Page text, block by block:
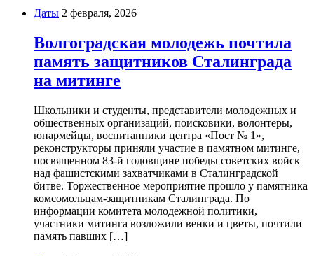
Даты 2 февраля, 2026
Волгоградская молодежь почтила
память защитников Сталинграда
на митинге
Школьники и студенты, представители молодежных и
общественных организаций, поисковики, волонтеры,
юнармейцы, воспитанники центра «Пост № 1»,
реконструкторы приняли участие в памятном митинге,
посвященном 83-й годовщине победы советских войск
над фашистскими захватчиками в Сталинградской
битве. Торжественное мероприятие прошло у памятника
комсомольцам-защитникам Сталинграда. По
информации комитета молодежной политики,
участники митинга возложили венки и цветы, почтили
память павших […]